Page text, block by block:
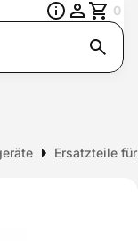
0
Ersatzteile